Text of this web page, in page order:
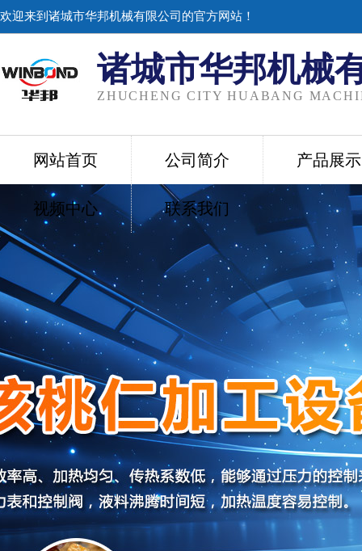
欢迎来到诸城市华邦机械有限公司的官方网站！
诸城市华邦机械
ZHUCHENG CITY HUABANG
网站首页 公司简介 产品展示
视频中心 联系我们